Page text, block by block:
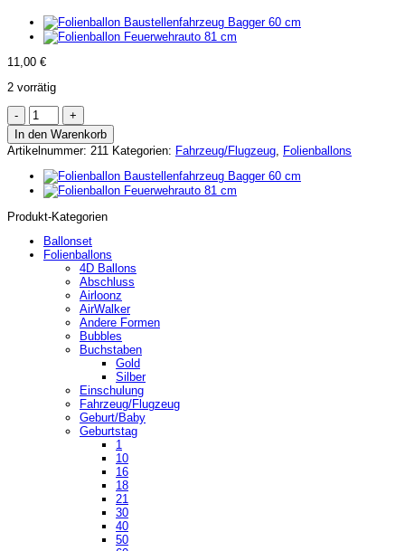
11,00 €
2 vorrätig
Grabo
Folienballon
Baustellenfahrzeug
Betonmischer
cm
Menge
In den Warenkorb
Artikelnummer: 211 Kategorien: Fahrzeug/Flugzeug, Folienballons
Produkt-Kategorien
Ballonset
Folienballons
4D Ballons
Abschluss
Airloonz
AirWalker
Andere Formen
Bubbles
Buchstaben
Gold
Silber
Einschulung
Fahrzeug/Flugzeug
Geburt/Baby
Geburtstag
1
10
16
18
21
30
40
50